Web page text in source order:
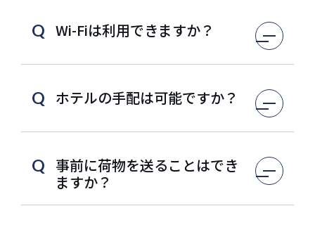
Q Wi-Fiは利用できますか？
Q ホテルの手配は可能ですか？
Q
事前に荷物を送ることはでき
ますか？